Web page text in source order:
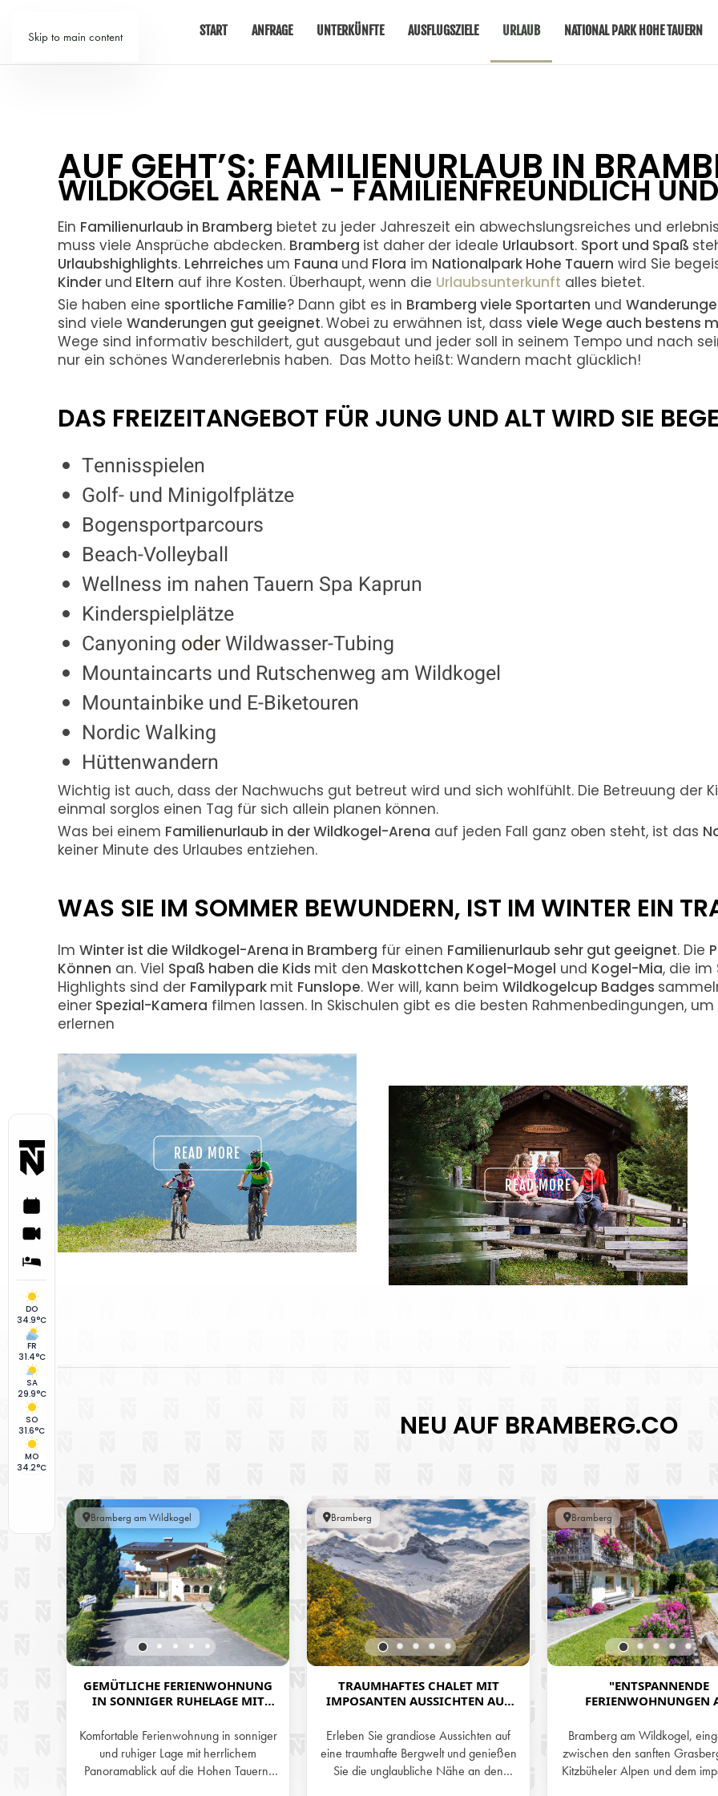
Skip to main content START ANFRAGE UNTERKÜNFTE AUSFLUGSZIELE URLAUB NATIONAL PARK HOHE TAUERN
AUF GEHT’S: FAMILIENURLAUB IN
WILDKOGEL ARENA - FAMILIENFREUNDLICH
Ein Familienurlaub in Bramberg bietet zu jeder Jahreszeit ein abwechslungsreiches und
muss viele Ansprüche abdecken. Bramberg ist daher der ideale Urlaubsort. Sport und Spaß
Urlaubshighlights. Lehrreiches um Fauna und Flora im Nationalpark Hohe Tauern wird Sie
Kinder und Eltern auf ihre Kosten. Überhaupt, wenn die Urlaubsunterkunft alles bietet.
Sie haben eine sportliche Familie? Dann gibt es in Bramberg viele Sportarten und
sind viele Wanderungen gut geeignet.Wobei zu erwähnen ist, dass viele Wege auch bestens
Wege sind informativ beschildert, gut ausgebaut und jeder soll in seinem Tempo und nach
nur ein schönes Wandererlebnis haben. Das Motto heißt: Wandern macht glücklich!
DAS FREIZEITANGEBOT FÜR JUNG UND ALT WIRD SIE
Tennisspielen
Golf- und Minigolfplätze
Bogensportparcours
Beach-Volleyball
Wellness im nahen Tauern Spa Kaprun
Kinderspielplätze
Canyoning oderWildwasser-Tubing
Mountaincarts und Rutschenweg am Wildkogel
Mountainbike und E-Biketouren
Nordic Walking
Hüttenwandern
Wichtig ist auch, dass der Nachwuchs gut betreut wird und sich wohlfühlt. Die Betreuung der
einmal sorglos einen Tag für sich allein planen können.
Was bei einem Familienurlaub in der Wildkogel-Arena auf jeden Fall ganz oben steht, ist das
keiner Minute des Urlaubes entziehen.
WAS SIE IM SOMMER BEWUNDERN, IST IM WINTER EIN
Im Winter ist die Wildkogel-Arena in Bramberg für einen Familienurlaub sehr gut geeignet. Die
Können an. Viel Spaß haben die Kids mit den Maskottchen Kogel-Mogel und Kogel-Mia, die im
Highlights sind der Familypark mit Funslope. Wer will, kann beim Wildkogelcup Badges
einer Spezial-Kamera filmen lassen. In Skischulen gibt es die besten Rahmenbedingungen,
erlernen
READ MORE
READ MORE
DO
34.9°C
FR
31.4°C
SA
29.9°C
SO
31.6°C
MO
34.2°C
NEU AUF BRAMBERG.CO
Bramberg am Wildkogel
GEMÜTLICHE FERIENWOHNUNG
IN SONNIGER RUHELAGE MIT
BERGWELT DER HOHEN TAUERN
Komfortable Ferienwohnung in sonniger
und ruhiger Lage mit herrlichem
Panoramablick auf die Hohen Tauern.
Bramberg
TRAUMHAFTES CHALET MIT
IMPOSANTEN AUSSICHTEN AUF
HABACHTAL
Erleben Sie grandiose Aussichten auf
eine traumhafte Bergwelt und genießen
Sie die unglaubliche Nähe an den
Bramberg
"ENTSPANNENDE
FERIENWOHNUNGEN
BRAMBERG AM
IDEAL FÜR
BENTEUERLUSTIGE!"
Bramberg am Wildkogel,
zwischen den sanften
Kitzbüheler Alpen und dem